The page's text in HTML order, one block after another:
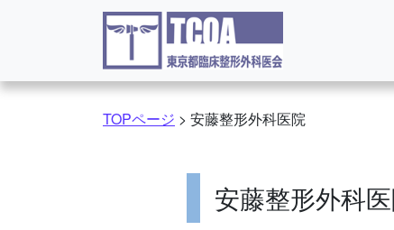
コンテンツへスキップ
TOPページ > 安藤整形外科医院
安藤整形外科